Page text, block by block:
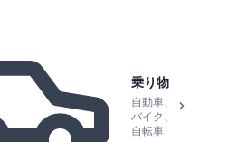
乗り物
自動車、
バイク、
自転車